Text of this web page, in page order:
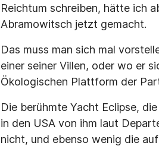
Reichtum schreiben, hätte ich
Abramowitsch jetzt gemacht.
Das muss man sich mal
einer seiner Villen, oder wo er
Ökologischen Plattform der
Die berühmte Yacht Eclipse,
in den USA von ihm laut
nicht, und ebenso wenig die